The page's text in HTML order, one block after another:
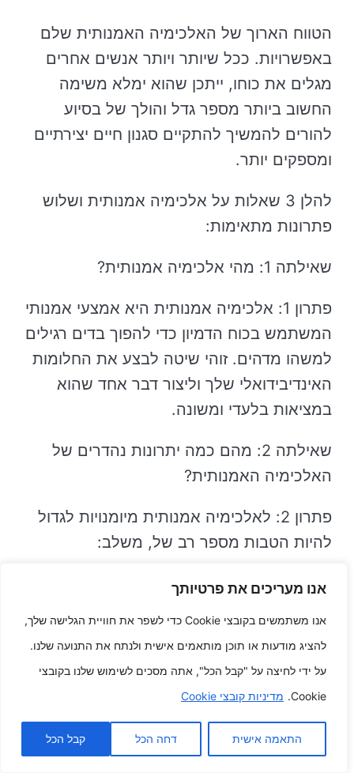
אנו מעריכים את פרטיותך
אנו משתמשים בקובצי Cookie כדי לשפר את חוויית הגלישה שלך,
להציג מודעות או תוכן מותאמים אישית ולנתח את התנועה שלנו.
על ידי לחיצה על "קבל הכל", אתה מסכים לשימוש שלנו בקובצי
Cookie. מדיניות קובצי Cookie
התאמה אישית דחה הכל קבל הכל
הטווח הארוך של האלכימיה האמנותית שלם
באפשרויות. ככל שיותר ויותר אנשים אחרים
מגלים את כוחו, ייתכן שהוא ימלא משימה
החשוב ביותר מספר גדל והולך של בסיוע
להורים להמשיך להתקיים סגנון חיים יצירתיים
ומספקים יותר.
להלן 3 שאלות על אלכימיה אמנותית ושלוש
פתרונות מתאימות:
שאילתה 1: מהי אלכימיה אמנותית?
פתרון 1: אלכימיה אמנותית היא אמצעי אמנותי
המשתמש בכוח הדמיון כדי להפוך בדים רגילים
למשהו מדהים. זוהי שיטה לבצע את החלומות
האינדיבידואלי שלך וליצור דבר אחד שהוא
במציאות בלעדי ומשונה.
שאילתה 2: מהם כמה יתרונות נהדרים של
האלכימיה האמנותית?
פתרון 2: לאלכימיה אמנותית מיומנויות לגדול
להיות הטבות מספר רב של, משלב:
זה אולי רק להושיט יד לך באופן ספציפי את עצמך
זה אולי רק להושיט יד לך לנצח חסימות דמיון
זה אולי רק להושיט יד לך להגדיל את הדמיון
האינדיבידואלי שלך
זה אולי רק להושיט יד לך לגלוש לעצמי הפנים
האינדיבידואלי שלך